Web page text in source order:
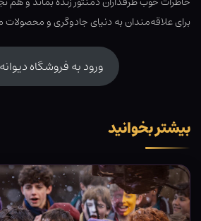
برای علاقه‌مندان به دنیای جادوگری و محصولات
ورود به فروشگاه
بیشتر بخوانید